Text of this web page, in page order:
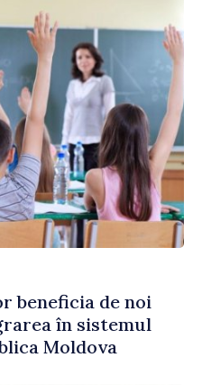
beneficia de noi
în sistemul
Moldova